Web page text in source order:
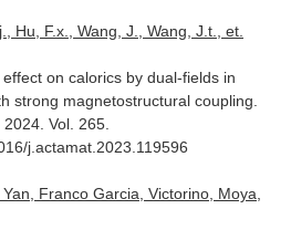
Hu, F.x., Wang, J., Wang, J.t., et.
on calorics by dual-fields in
strong magnetostructural coupling.
. 2024. Vol. 265.
j.actamat.2023.119596
Franco Garcia, Victorino, Moya,